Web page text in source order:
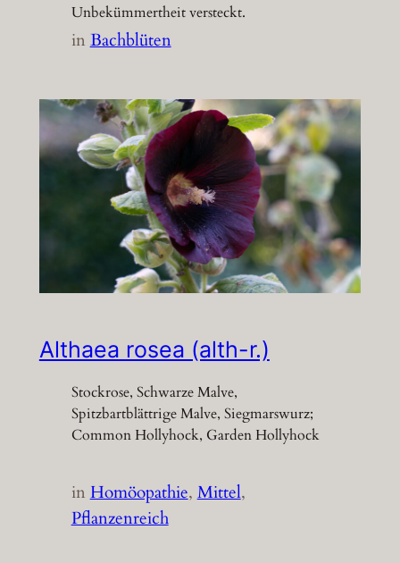
Unbekümmertheit versteckt.
inBachblüten
Althaea rosea (alth-r.)
Stockrose, Schwarze Malve,
Spitzbartblättrige Malve, Siegmarswurz;
Common Hollyhock, Garden Hollyhock
inHomöopathie, Mittel
Pflanzenreich